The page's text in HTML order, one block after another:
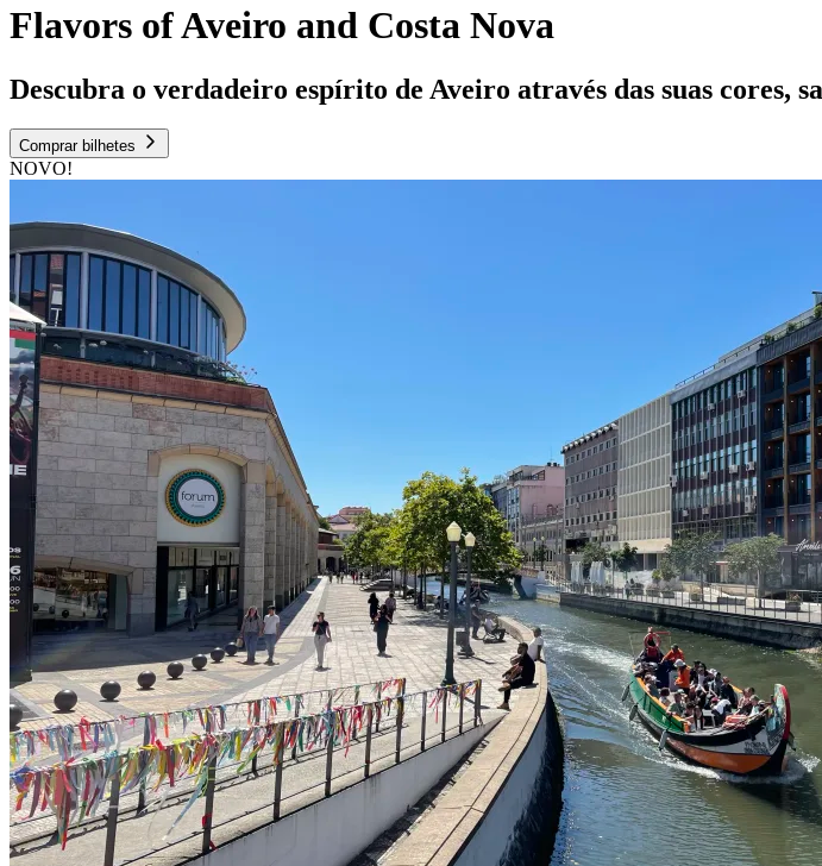
Flavors of Aveiro and Costa Nova
Descubra o verdadeiro espírito de Aveiro através das suas cores,
Comprar bilhetes
NOVO!